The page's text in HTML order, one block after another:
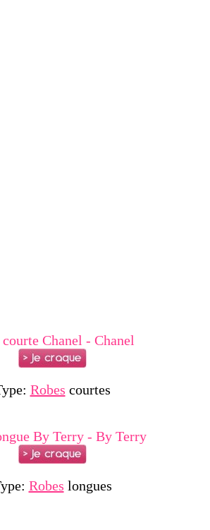
courte Chanel - Chanel
Robes courtes
By Terry - By Terry
Robes longues